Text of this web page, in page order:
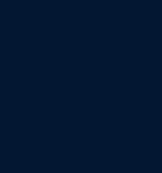
renseri-/